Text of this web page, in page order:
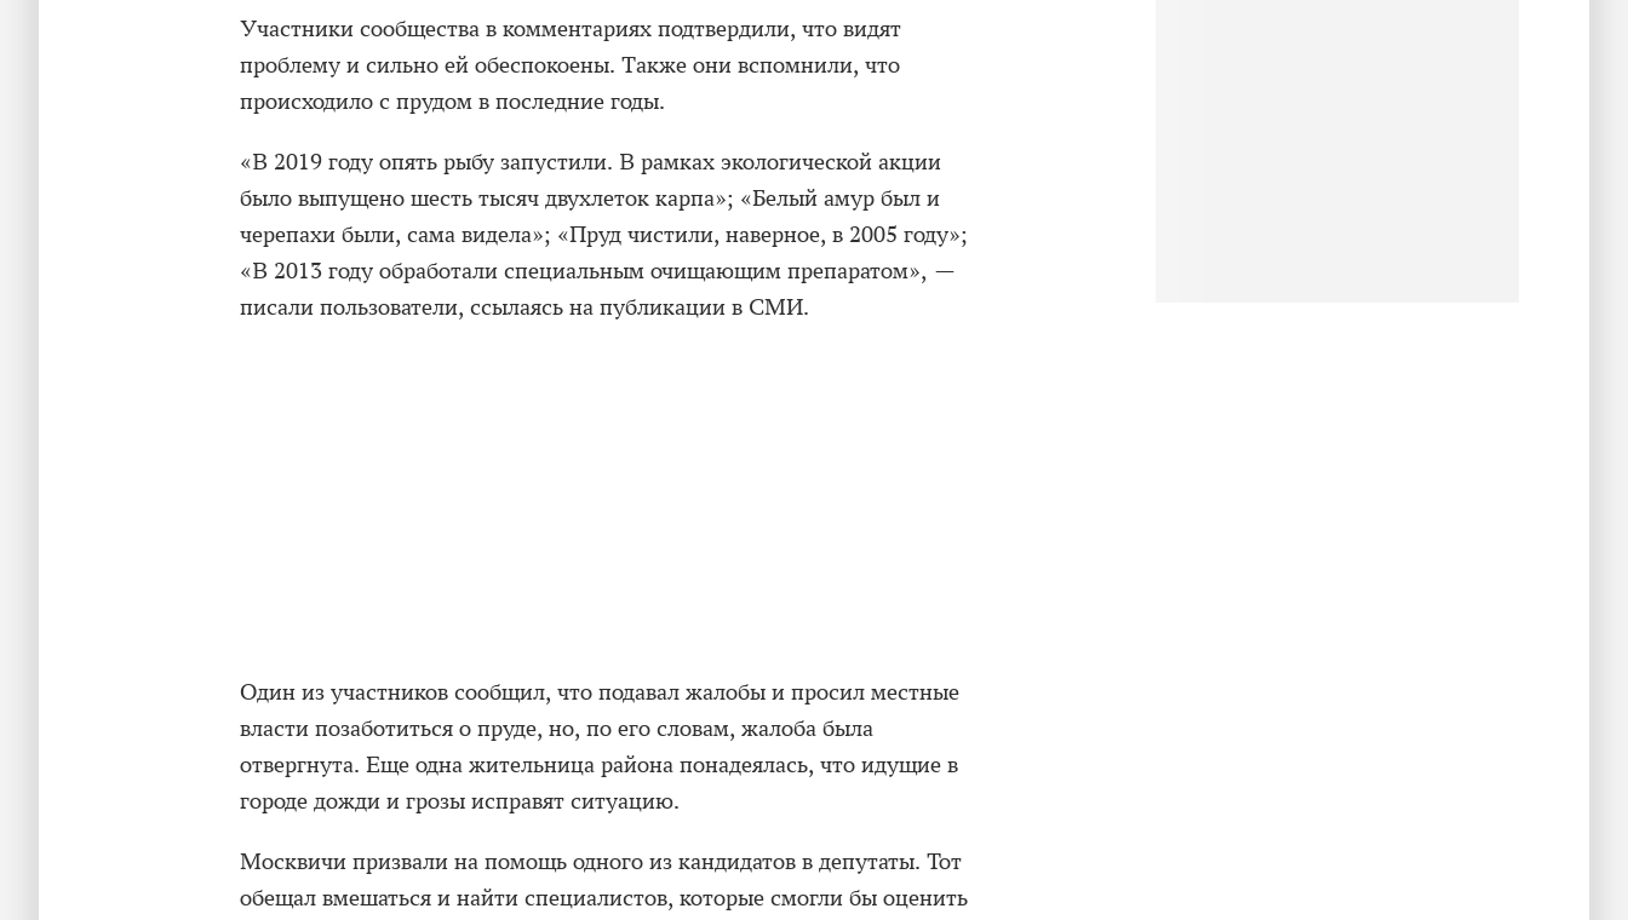
Участники сообщества в комментариях подтвердили, что видят
проблему и сильно ей обеспокоены. Также они вспомнили, что
происходило с прудом в последние годы.
«В 2019 году опять рыбу запустили. В рамках экологической акции
было выпущено шесть тысяч двухлеток карпа»; «Белый амур был и
черепахи были, сама видела»; «Пруд чистили, наверное, в 2005 году»;
«В 2013 году обработали специальным очищающим препаратом», —
писали пользователи, ссылаясь на публикации в СМИ.
Один из участников сообщил, что подавал жалобы и просил местные
власти позаботиться о пруде, но, по его словам, жалоба была
отвергнута. Еще одна жительница района понадеялась, что идущие в
городе дожди и грозы исправят ситуацию.
Москвичи призвали на помощь одного из кандидатов в депутаты. Тот
обещал вмешаться и найти специалистов, которые смогли бы оценить